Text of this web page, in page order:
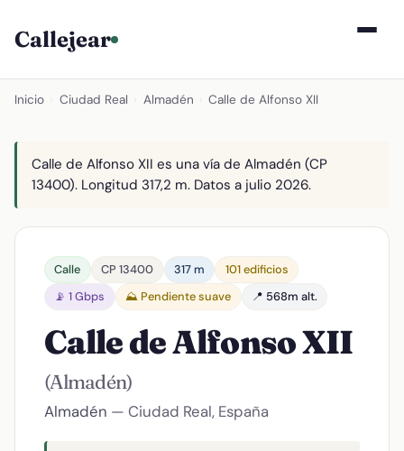
Callejear
Inicio Ciudad Real Almadén Calle de Alfonso XII
Calle de Alfonso XII es una vía de Almadén (CP
13400). Longitud 317,2 m. Datos a julio 2026.
Calle CP 13400 317 m
101 edificios
📡 1 Gbps
⛰️ Pendiente suave 📍 568m alt.
Calle de Alfonso XII
(Almadén)
Almadén — Ciudad Real, España